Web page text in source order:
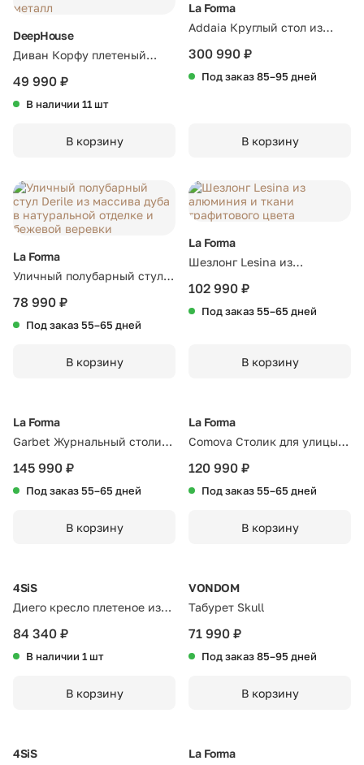
DeepHouse
Диван Корфу плетеный
бежевый подушка бежевая
49 990 ₽
В наличии 11 шт
В корзину
La Forma
Addaia Круглый стол из
белого цемента Ø140 см
300 990 ₽
Под заказ 85–95 дней
В корзину
La Forma
Уличный полубарный стул
Derile из массива дуба в
бежевой веревки
78 990 ₽
Под заказ 55–65 дней
В корзину
La Forma
Шезлонг Lesina из
алюминия и ткани
102 990 ₽
Под заказ 55–65 дней
В корзину
La Forma
Garbet Журнальный столик
цемент Ø 80 см
145 990 ₽
Под заказ 55–65 дней
В корзину
La Forma
Comova Столик для улицы
из черного алюминия 60 x
120 990 ₽
Под заказ 55–65 дней
В корзину
4SiS
Диего кресло плетеное из
роупа, основание дуб,
84 340 ₽
В наличии 1 шт
В корзину
VONDOM
Табурет Skull
71 990 ₽
Под заказ 85–95 дней
В корзину
4SiS
La Forma